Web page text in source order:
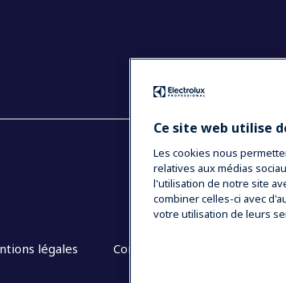
légales Conditions générales de vente
Ce site web utilise
Les cookies nous
relatives aux médias
l'utilisation de notre site
combiner celles-ci avec
votre utilisation de leurs